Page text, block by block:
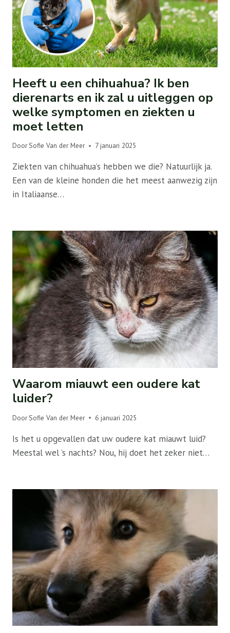
Heeft u een chihuahua? Ik ben
dierenarts en ik zal u uitleggen op
welke symptomen en ziekten u
moet letten
DoorSofie Van der Meer 7 januari 2025
Ziekten van chihuahua’s hebben we die? Natuurlijk ja.
Een van de kleine honden die het meest aanwezig zijn
in Italiaanse…
Waarom miauwt een oudere kat
luider?
Door Sofie Van der Meer 6 januari 2025
Is het u opgevallen dat uw oudere kat miauwt luid?
Meestal wel ’s nachts? Nou, hij doet het zeker niet…